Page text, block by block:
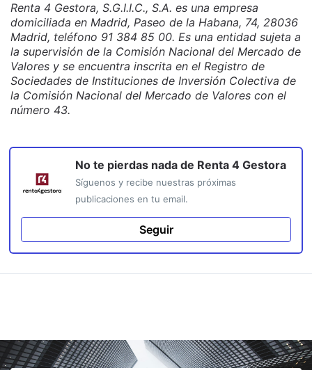
Renta 4 Gestora, S.G.I.I.C., S.A. es una empresa
domiciliada en Madrid, Paseo de la Habana, 74, 28036
Madrid, teléfono 91 384 85 00. Es una entidad sujeta a
la supervisión de la Comisión Nacional del Mercado de
Valores y se encuentra inscrita en el Registro de
Sociedades de Instituciones de Inversión Colectiva de
la Comisión Nacional del Mercado de Valores con el
número 43.
No te pierdas nada de Renta 4 Gestora
Síguenos y recibe nuestras próximas
publicaciones en tu email.
Seguir